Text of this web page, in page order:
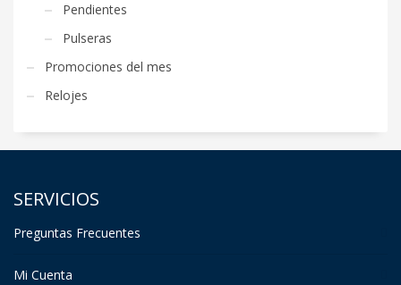
Pendientes
Pulseras
Promociones del mes
Relojes
SERVICIOS
Preguntas Frecuentes
Mi Cuenta